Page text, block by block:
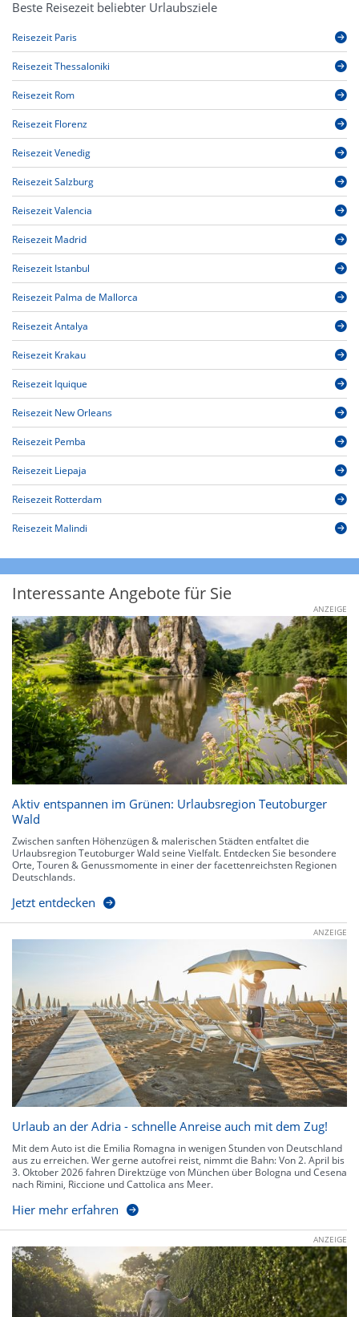
Beste Reisezeit beliebter Urlaubsziele
Reisezeit Paris
Reisezeit Thessaloniki
Reisezeit Rom
Reisezeit Florenz
Reisezeit Venedig
Reisezeit Salzburg
Reisezeit Valencia
Reisezeit Madrid
Reisezeit Istanbul
Reisezeit Palma de Mallorca
Reisezeit Antalya
Reisezeit Krakau
Reisezeit Iquique
Reisezeit New Orleans
Reisezeit Pemba
Reisezeit Liepaja
Reisezeit Rotterdam
Reisezeit Malindi
Interessante Angebote für Sie
ANZEIGE
Aktiv entspannen im Grünen: Urlaubsregion Teutoburger
Wald
Zwischen sanften Höhenzügen & malerischen Städten entfaltet die
Urlaubsregion Teutoburger Wald seine Vielfalt. Entdecken Sie besondere
Orte, Touren & Genussmomente in einer der facettenreichsten Regionen
Deutschlands.
Jetzt entdecken
ANZEIGE
Urlaub an der Adria - schnelle Anreise auch mit dem Zug!
Mit dem Auto ist die Emilia Romagna in wenigen Stunden von Deutschland
aus zu erreichen. Wer gerne autofrei reist, nimmt die Bahn: Von 2. April bis
3. Oktober 2026 fahren Direktzüge von München über Bologna und Cesena
nach Rimini, Riccione und Cattolica ans Meer.
Hier mehr erfahren
ANZEIGE